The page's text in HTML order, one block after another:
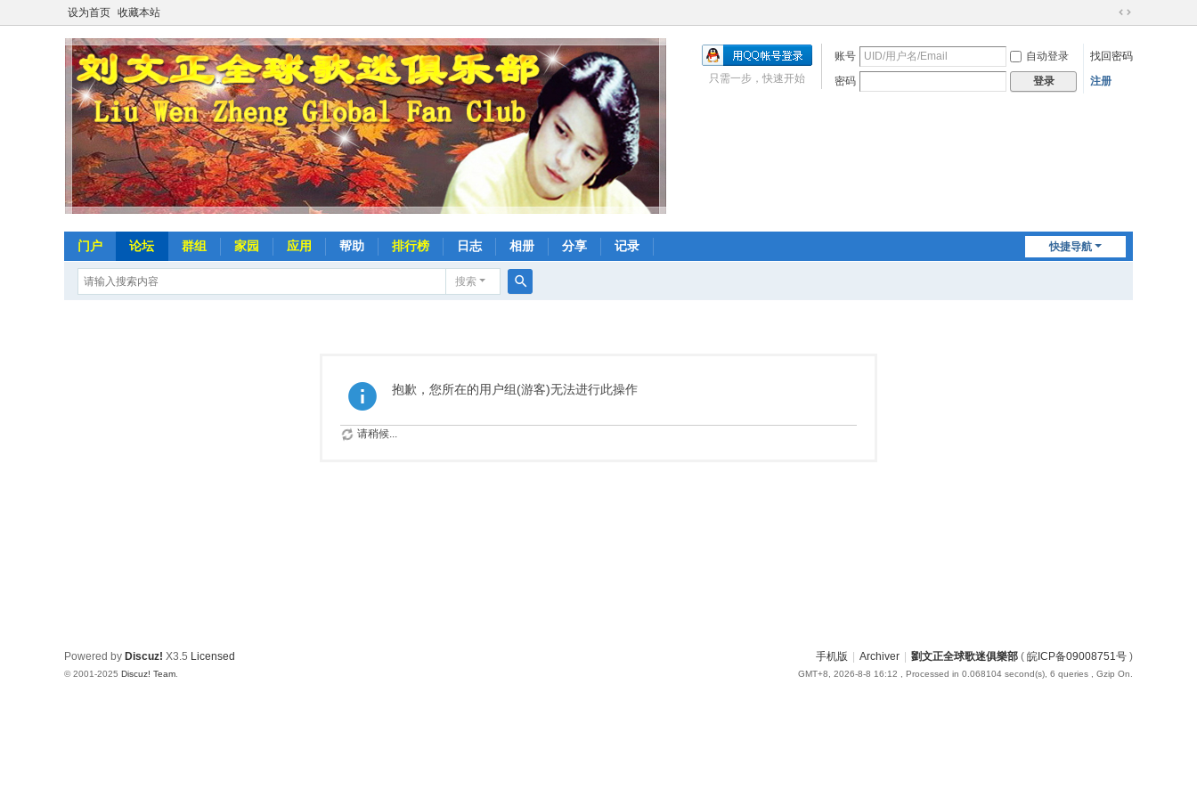
设为首页 收藏本站
切
到
账号 自动登录
找回密码
密码
登录 注册
只需一步，快速开始
快捷导航
门户 论坛 群组 家园 应用 帮助 排行榜 日志 相册 分享 记录
搜索
抱歉，您所在的用户组(游客)无法进行此操作
请稍候...
手机版 Archiver 劉文正全球歌迷俱樂部 ( 皖ICP备09008751号 )
GMT+8, 2026-8-8 16:12 , Processed in 0.068104 second(s), 6 queries , Gzip On.
Powered by Discuz! X3.5 Licensed
© 2001-2025 Discuz! Team